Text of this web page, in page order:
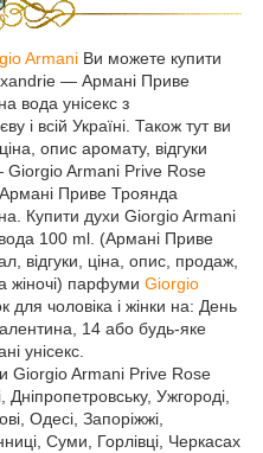
Armani Ви можете купити
― Армані Приве
вода унісекс з
і всій Україні. Також тут ви
опис аромату, відгуки
Armani Prive Rose
Приве Троянда
Купити духи Giorgio Armani
100 ml. (Армані Приве
відгуки, ціна, опис, продаж,
жіночі) парфуми Giorgio
чоловіка і жінки на: День
14 або будь-яке
унісекс.
Giorgio Armani Prive Rose
Ужгороді,
Одесі, Запоріжжі,
Суми, Горлівці, Черкасах